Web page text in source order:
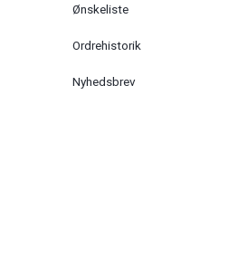
Ønskeliste
Ordrehistorik
Nyhedsbrev